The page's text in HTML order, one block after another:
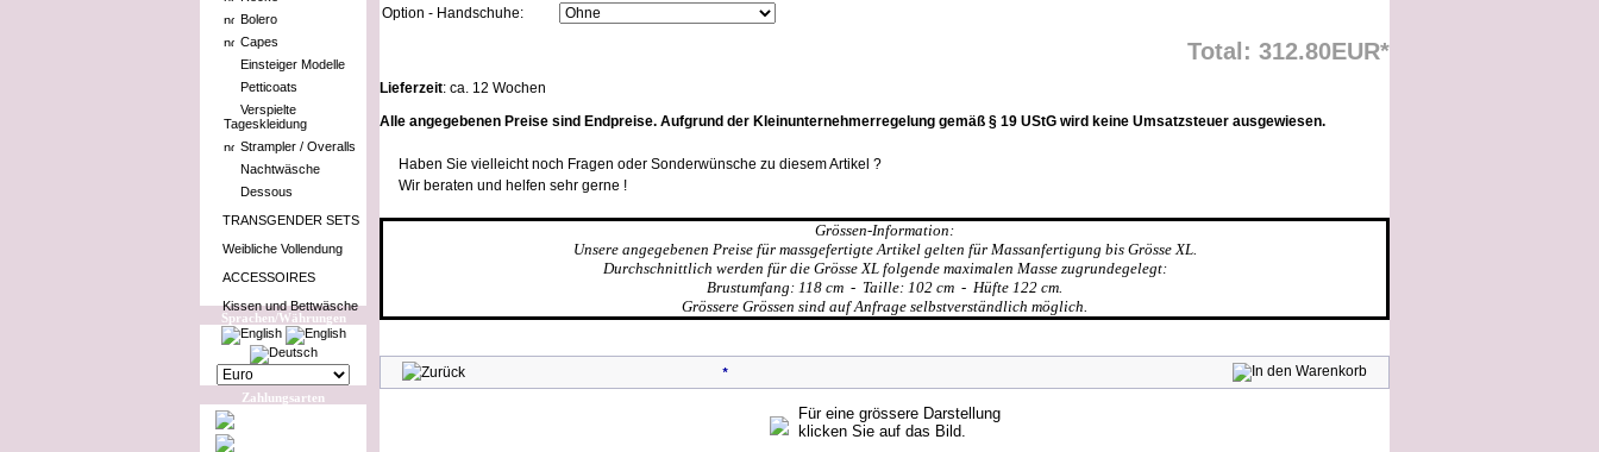
Bolero
Capes
Einsteiger Modelle
Petticoats
Verspielte
Tageskleidung
Strampler / Overalls
Nachtwäsche
Dessous
TRANSGENDER SETS
Weibliche Vollendung
ACCESSOIRES
Kissen und Bettwäsche
Sprachen/Währungen
Zahlungsarten
Option - Handschuhe:
Total: 312.80EUR*
Lieferzeit: ca. 12 Wochen
Alle angegebenen Preise sind Endpreise. Aufgrund der Kleinunternehmerregelung gemäß § 19 UStG wird keine Umsatzsteuer ausgewiesen.
Haben Sie vielleicht noch Fragen oder Sonderwünsche zu diesem Artikel ?
Wir beraten und helfen sehr gerne !
Grössen-Information:
Unsere angegebenen Preise für massgefertigte Artikel gelten für Massanfertigung bis Grösse XL.
Durchschnittlich werden für die Grösse XL folgende maximalen Masse zugrundegelegt:
Brustumfang: 118 cm - Taille: 102 cm - Hüfte 122 cm.
Grössere Grössen sind auf Anfrage selbstverständlich möglich.
*
Für eine grössere Darstellung
klicken Sie auf das Bild.